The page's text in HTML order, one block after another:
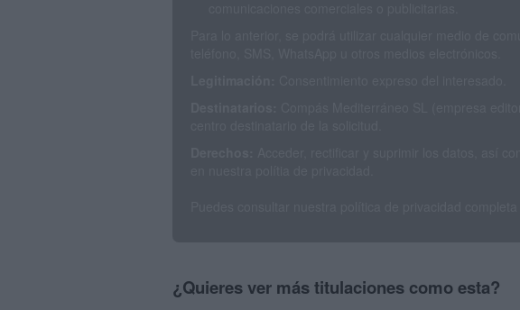
¿Quieres ver más titulaciones como esta?